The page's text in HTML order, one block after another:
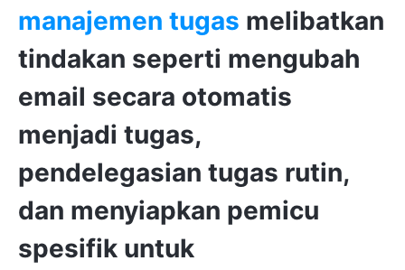
manajemen tugas melibatkan
tindakan seperti mengubah
email secara otomatis
menjadi tugas,
pendelegasian tugas rutin,
dan menyiapkan pemicu
spesifik untuk